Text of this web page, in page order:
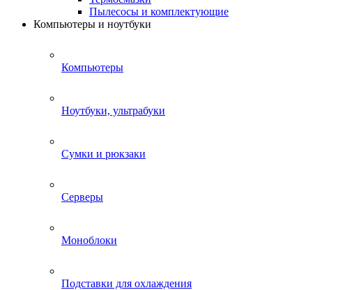
Пылесосы и комплектующие
Компьютеры и ноутбуки
Компьютеры
Ноутбуки, ультрабуки
Сумки и рюкзаки
Серверы
Моноблоки
Подставки для охлаждения